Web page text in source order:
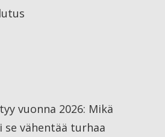
vuonna 2026: Mikä
vähentää turhaa